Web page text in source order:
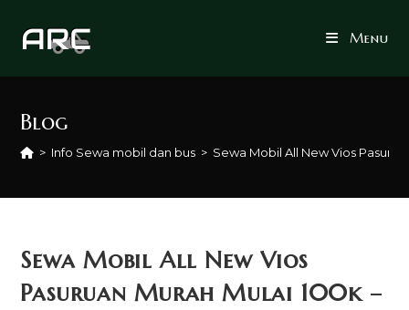
Menu
Blog
> Info Sewa mobil dan bus > Sewa Mobil All New Vios
Sewa Mobil All New Vios
Pasuruan Murah Mulai 100k –